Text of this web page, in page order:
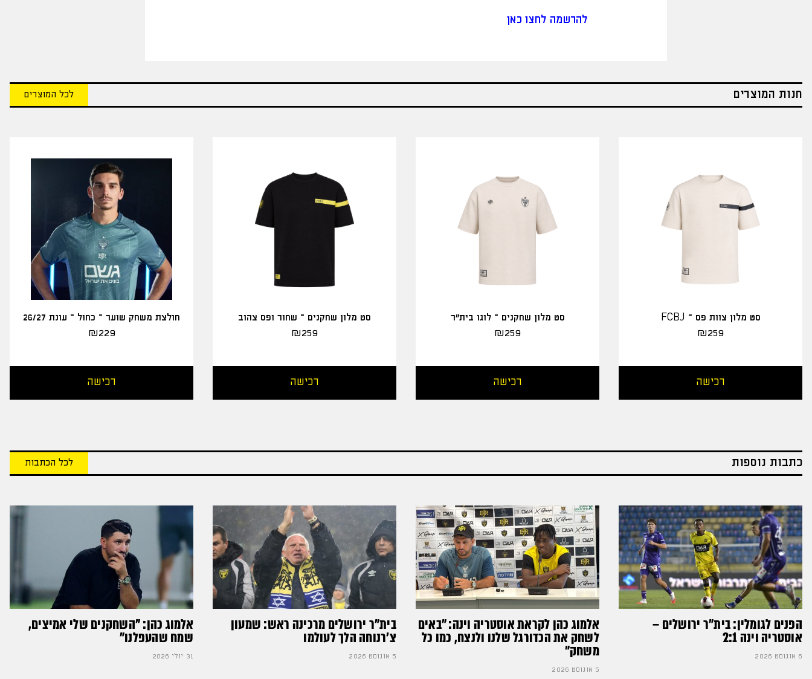
להרשמה לחצו כאן
חנות המוצרים לכל המוצרים
סט מלון צוות פס – FCBJ
₪259
רכישה
סט מלון שחקנים – לוגו בית"ר
₪259
רכישה
סט מלון שחקנים – שחור ופס צהוב
₪259
רכישה
חולצת משחק שוער – כחול – עונת 26/27
₪229
רכישה
כתבות נוספות לכל הכתבות
הפנים לגומלין: בית״ר ירושלים –
אוסטריה וינה 2:1
6 אוגוסט 2026
אלמוג כהן לקראת אוסטריה וינה: ״באים
לשחק את הכדורגל שלנו ולנצח, כמו כל
משחק״
5 אוגוסט 2026
בית"ר ירושלים מרכינה ראש: שמעון
צ'רנוחה הלך לעולמו
5 אוגוסט 2026
אלמוג כהן: "השחקנים שלי אמיצים,
שמח שהעפלנו"
31 יולי 2026